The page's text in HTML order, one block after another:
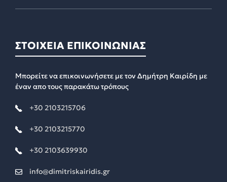
ΣΤΟΙΧΕΙΑ ΕΠΙΚΟΙΝΩΝΙΑΣ
Μπορείτε να επικοινωνήσετε με τον Δημήτρη Καιρίδη με
έναν απο τους παρακάτω τρόπους
+30 2103215706
+30 2103215770
+30 2103639930
info@dimitriskairidis.gr